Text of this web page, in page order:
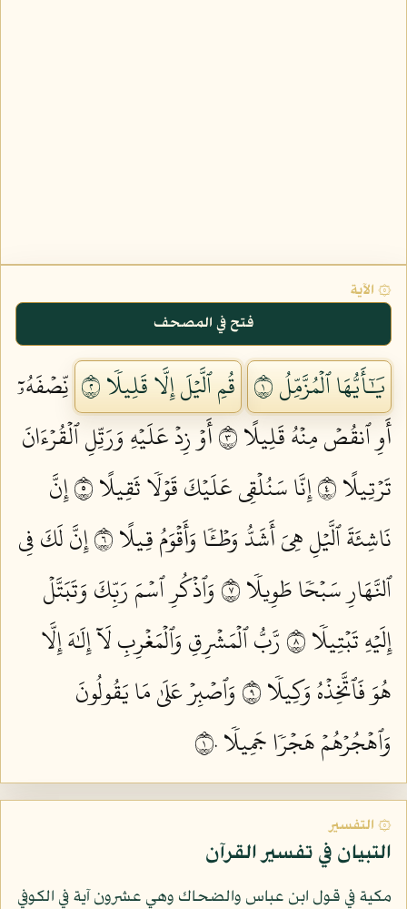
۞ الآية
فتح في المصحف
يَٰٓأَيُّهَا ٱلۡمُزَّمِّلُ ١ قُمِ ٱلَّيۡلَ إِلَّا قَلِيلٗا ٢
نِّصۡفَهُۥٓ
أَوِ ٱنقُصۡ مِنۡهُ قَلِيلًا ٣
أَوۡ زِدۡ عَلَيۡهِ وَرَتِّلِ ٱلۡقُرۡءَانَ
تَرۡتِيلًا ٤
إِنَّا سَنُلۡقِي عَلَيۡكَ قَوۡلٗا ثَقِيلًا ٥
إِنَّ
نَاشِئَةَ ٱلَّيۡلِ هِيَ أَشَدُّ وَطۡـٔٗا وَأَقۡوَمُ قِيلًا ٦
إِنَّ لَكَ فِي
ٱلنَّهَارِ سَبۡحٗا طَوِيلٗا ٧
وَٱذۡكُرِ ٱسۡمَ رَبِّكَ وَتَبَتَّلۡ
إِلَيۡهِ تَبۡتِيلٗا ٨
رَّبُّ ٱلۡمَشۡرِقِ وَٱلۡمَغۡرِبِ لَآ إِلَٰهَ إِلَّا
هُوَ فَٱتَّخِذۡهُ وَكِيلٗا ٩
وَٱصۡبِرۡ عَلَىٰ مَا يَقُولُونَ
وَٱهۡجُرۡهُمۡ هَجۡرٗا جَمِيلٗا ١٠
۞ التفسير
التبيان في تفسير القرآن
مكية في قول ابن عباس والضحاك وهي عشرون آية في الكوفي